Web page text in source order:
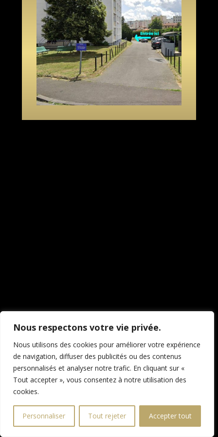
Nous respectons votre vie privée.
Nous utilisons des cookies pour améliorer votre expérience
de navigation, diffuser des publicités ou des contenus
personnalisés et analyser notre trafic. En cliquant sur «
Tout accepter », vous consentez à notre utilisation des
cookies.
Personnaliser Tout rejeter Accepter tout